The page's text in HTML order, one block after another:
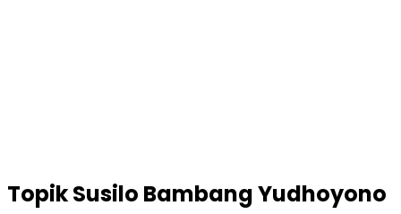
TopikSusilo Bambang Yudhoyono